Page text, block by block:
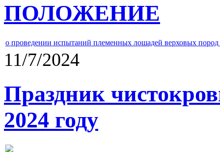
ПОЛОЖЕНИЕ
о проведении испытаний племенных лошадей верховых
11/7/2024
Праздник
2024 году